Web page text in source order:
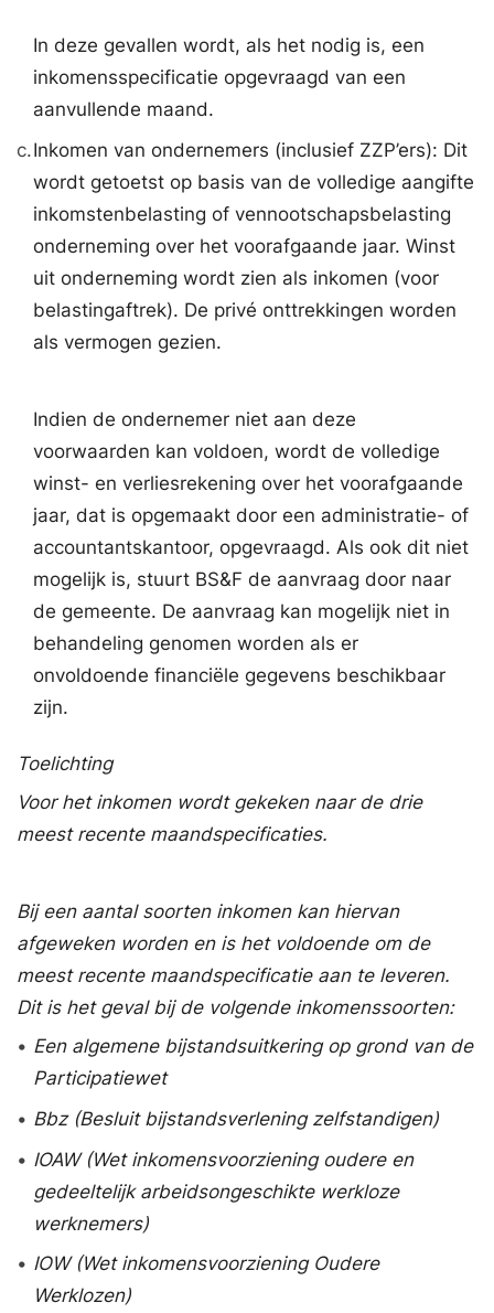
In deze gevallen wordt, als het nodig is, een
inkomensspecificatie opgevraagd van een
aanvullende maand.
c.Inkomen van ondernemers (inclusief ZZP’ers): Dit
wordt getoetst op basis van de volledige aangifte
inkomstenbelasting of vennootschapsbelasting
onderneming over het voorafgaande jaar. Winst
uit onderneming wordt zien als inkomen (voor
belastingaftrek). De privé onttrekkingen worden
als vermogen gezien.
Indien de ondernemer niet aan deze
voorwaarden kan voldoen, wordt de volledige
winst- en verliesrekening over het voorafgaande
jaar, dat is opgemaakt door een administratie- of
accountantskantoor, opgevraagd. Als ook dit niet
mogelijk is, stuurt BS&F de aanvraag door naar
de gemeente. De aanvraag kan mogelijk niet in
behandeling genomen worden als er
onvoldoende financiële gegevens beschikbaar
zijn.
Toelichting
Voor het inkomen wordt gekeken naar de drie
meest recente maandspecificaties.
Bij een aantal soorten inkomen kan hiervan
afgeweken worden en is het voldoende om de
meest recente maandspecificatie aan te leveren.
Dit is het geval bij de volgende inkomenssoorten:
• Een algemene bijstandsuitkering op grond van de
Participatiewet
• Bbz (Besluit bijstandsverlening zelfstandigen)
• IOAW (Wet inkomensvoorziening oudere en
gedeeltelijk arbeidsongeschikte werkloze
werknemers)
• IOW (Wet inkomensvoorziening Oudere
Werklozen)